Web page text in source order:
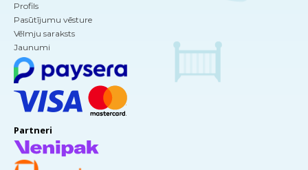
Profils
Pasūtījumu vēsture
Vēlmju saraksts
Jaunumi
Partneri